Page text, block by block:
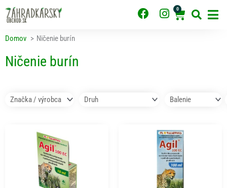
na
obsah
F
I
m
0
Cart
Domov Ničenie burín
Ničenie burín